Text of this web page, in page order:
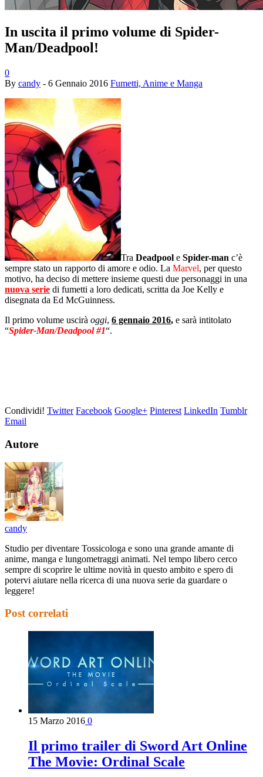
In uscita il primo volume di Spider-
Man/Deadpool!
0
By candy - 6 Gennaio 2016 Fumetti, Anime e Manga
Tra Deadpool e Spider-man c’è
sempre stato un rapporto di amore e odio. La Marvel, per questo
motivo, ha deciso di mettere insieme questi due personaggi in una
nuova serie di fumetti a loro dedicati, scritta da Joe Kelly e
disegnata da Ed McGuinness.
Il primo volume uscirà oggi, 6 gennaio 2016, e sarà intitolato
“Spider-Man/Deadpool #1“.
Condividi! Twitter Facebook Google+ Pinterest LinkedIn Tumblr
Email
Autore
candy
Studio per diventare Tossicologa e sono una grande amante di
anime, manga e lungometraggi animati. Nel tempo libero cerco
sempre di scoprire le ultime novità in questo ambito e spero di
potervi aiutare nella ricerca di una nuova serie da guardare o
leggere!
Post correlati
15 Marzo 2016 0
Il primo trailer di Sword Art Online
The Movie: Ordinal Scale